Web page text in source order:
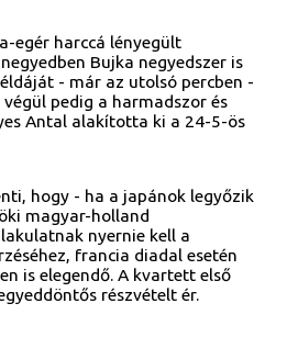
egér harccá lényegült
Bujka negyedszer is
- már az utolsó percben -
pedig a harmadszor és
Antal alakította ki a 24-5-ös
hogy - ha a japánok legyőzik
magyar-holland
nyernie kell a
francia diadal esetén
is elegendő. A kvartett első
részvételt ér.